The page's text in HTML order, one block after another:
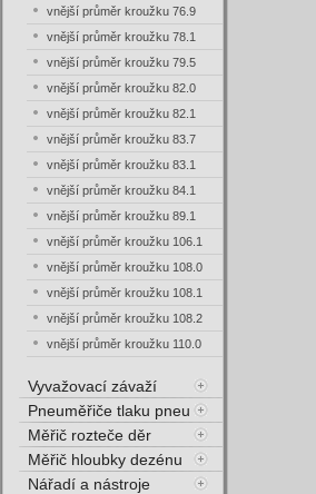
vnější průměr kroužku 76.9
vnější průměr kroužku 78.1
vnější průměr kroužku 79.5
vnější průměr kroužku 82.0
vnější průměr kroužku 82.1
vnější průměr kroužku 83.7
vnější průměr kroužku 83.1
vnější průměr kroužku 84.1
vnější průměr kroužku 89.1
vnější průměr kroužku 106.1
vnější průměr kroužku 108.0
vnější průměr kroužku 108.1
vnější průměr kroužku 108.2
vnější průměr kroužku 110.0
Vyvažovací závaží
Pneuměřiče tlaku pneu
Měřič rozteče děr
Měřič hloubky dezénu
Nářadí a nástroje